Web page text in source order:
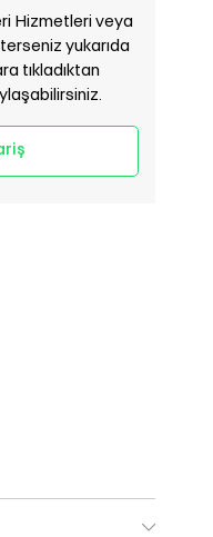
Hizmetleri veya
yukarıda
tıkladıktan